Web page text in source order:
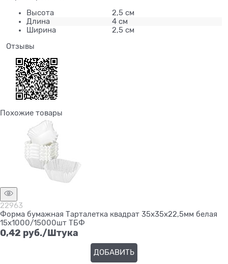
Высота
2,5 см
Длина
4 см
Ширина
2,5 см
Отзывы
Похожие товары
22963
Форма бумажная Тарталетка квадрат 35х35х22,5мм белая
15х1000/15000шт ТБФ
0,42 руб./Штука
ДОБАВИТЬ